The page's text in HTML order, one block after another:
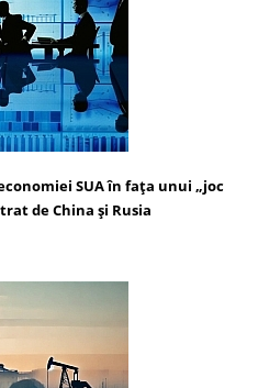
SUA în fața unui „joc
de China și Rusia